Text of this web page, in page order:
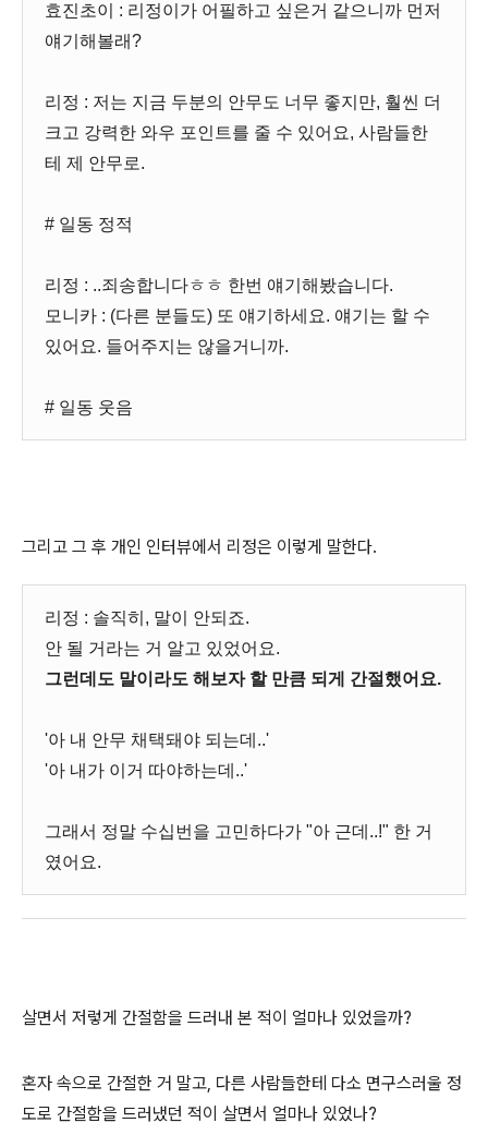
효진초이 : 리정이가 어필하고 싶은거 같으니까 먼저
얘기해볼래?
리정 : 저는 지금 두분의 안무도 너무 좋지만, 훨씬 더
크고 강력한 와우 포인트를 줄 수 있어요, 사람들한
테 제 안무로.
# 일동 정적
리정 : ..죄송합니다ㅎㅎ 한번 얘기해봤습니다.
모니카 : (다른 분들도) 또 얘기하세요. 얘기는 할 수
있어요. 들어주지는 않을거니까.
# 일동 웃음
그리고 그 후 개인 인터뷰에서 리정은 이렇게 말한다.
리정 : 솔직히, 말이 안되죠.
안 될 거라는 거 알고 있었어요.
그런데도 말이라도 해보자 할 만큼 되게 간절했어요.
'아 내 안무 채택돼야 되는데..'
'아 내가 이거 따야하는데..'
그래서 정말 수십번을 고민하다가 "아 근데..!" 한 거
였어요.
살면서 저렇게 간절함을 드러내 본 적이 얼마나 있었을까?
혼자 속으로 간절한 거 말고, 다른 사람들한테 다소 면구스러울 정
도로 간절함을 드러냈던 적이 살면서 얼마나 있었나?